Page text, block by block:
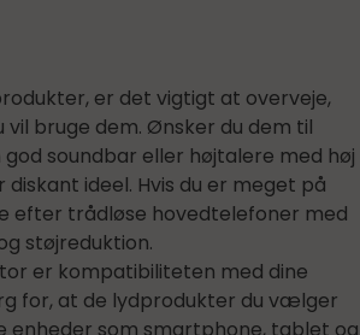
er det vigtigt at overveje,
vil bruge dem. Ønsker du dem til
soundbar eller højtalere med høj
ideel. Hvis du er meget på
efter trådløse hovedtelefoner med
støjreduktion.
er kompatibiliteten med dine
for, at de lydprodukter du vælger